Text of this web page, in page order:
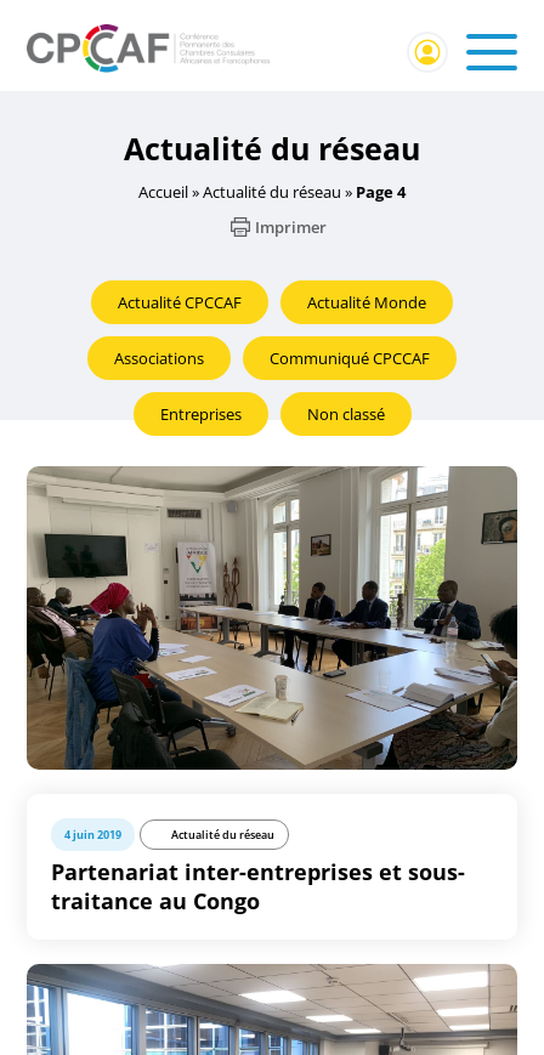
Actualité du réseau
Accueil»Actualité du réseau » Page 4
Imprimer
Actualité CPCCAF Actualité Monde
Associations Communiqué CPCCAF
Entreprises Non classé
4 juin 2019 Actualité du réseau
Partenariat inter-entreprises et sous-
traitance au Congo